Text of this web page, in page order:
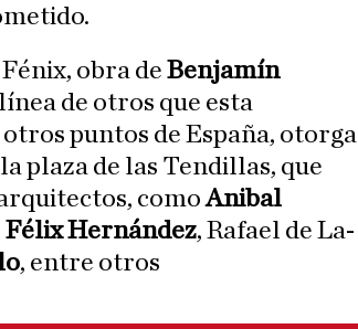
obra de Benjamín
de otros que esta
puntos de España, otorga
plaza de las Tendillas, que
comoAnibal
Félix Hernández, Rafael de La-
, entre otros